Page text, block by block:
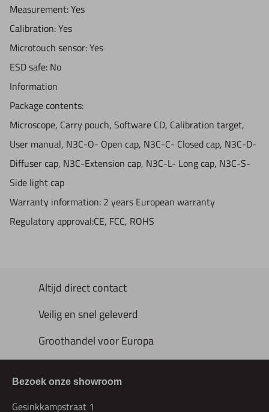
Measurement: Yes
Calibration: Yes
Microtouch sensor: Yes
ESD safe: No
Information
Package contents:
Microscope, Carry pouch, Software CD, Calibration target,
User manual, N3C-O- Open cap, N3C-C- Closed cap, N3C-D-
Diffuser cap, N3C-Extension cap, N3C-L- Long cap, N3C-S-
Side light cap
Warranty information: 2 years European warranty
Regulatory approval:CE, FCC, ROHS
Altijd direct contact
Veilig en snel geleverd
Groothandel voor Europa
Bezoek onze showroom
Gesinkkampstraat 1